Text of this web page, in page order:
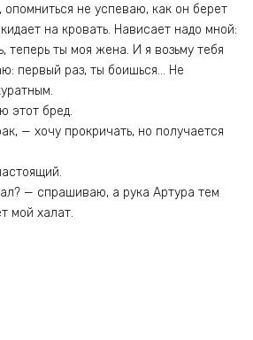
не успеваю, как он берет
на кровать. Нависает надо мной:
теперь ты моя жена. И я возьму тебя
первый раз, ты боишься… Не
этот бред.
— хочу прокричать, но получается
— спрашиваю, а рука Артура тем
мой халат.